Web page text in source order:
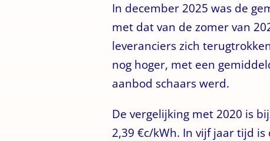
In december 2025 was de
met dat van de zomer van
leveranciers zich
nog hoger, met een
aanbod schaars werd.
De vergelijking met 2020 is
2,39 €c/kWh. In vijf jaar tijd